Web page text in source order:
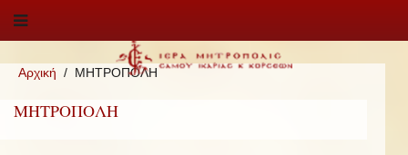
Αρχική ΜΗΤΡΟΠΟΛΗ
ΜΗΤΡΟΠΟΛΗ